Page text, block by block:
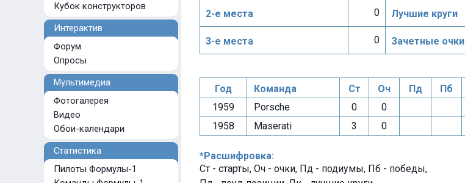
Кубок конструкторов
Интерактив
Форум
Опросы
Мультимедиа
Фотогалерея
Видео
Обои-календари
Статистика
Пилоты Формулы-1
2-е места 0 Лучшие круги
3-е места 0 Зачетные очки
Год Команда Ст Оч Пд Пб
1959
Porsche 0 0
1958
Maserati 3 0
*Расшифровка:
Ст - старты, Оч - очки, Пд - подиумы, Пб - победы,